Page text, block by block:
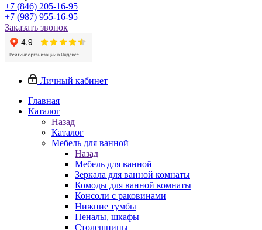
+7 (846) 205-16-95
+7 (987) 955-16-95
Заказать звонок
Личный кабинет
Главная
Каталог
Назад
Каталог
Мебель для ванной
Назад
Мебель для ванной
Зеркала для ванной комнаты
Комоды для ванной комнаты
Консоли с раковинами
Нижние тумбы
Пеналы, шкафы
Столешницы